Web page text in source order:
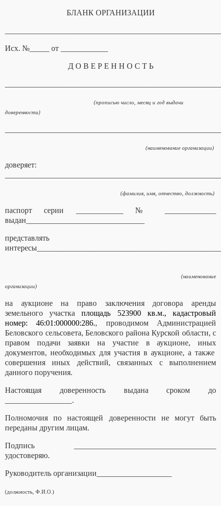
БЛАНК ОРГАНИЗАЦИИ
Исх. №_____ от ____________
Д О В Е Р Е Н Н О С Т Ь
(прописью число, месяц и год выдачи
доверенности)
(наименование организации)
доверяет:
(фамилия, имя, отчество, должность)
паспорт серии ____________ № _____________
выдан______________________________
представлять
(наименование
организации)
на аукционе на право заключения договора аренды
земельного участкаплощадь 523900 кв.м., кадастровый
номер: 46:01:000000:286., проводимом Администрацией
Беловского сельсовета, Беловского района Курской области, с
правом подачи заявки на участие в аукционе, иных
документов, необходимых для участия в аукционе, а также
совершения иных действий, связанных с выполнением
данного поручения.
Настоящая доверенность выдана сроком до
_________________.
Полномочия по настоящей доверенности не могут быть
переданы другим лицам.
Подпись ____________________________________
удостоверяю.
Руководитель организации___________________
(должность, Ф.И.О.)